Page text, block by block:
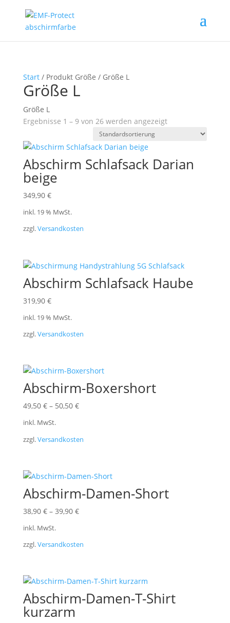
Start/ Produkt Größe / Größe L
Größe L
Größe L
Ergebnisse 1 – 9 von 26 werden angezeigt
Abschirm Schlafsack Darian
beige
349,90 €
inkl. 19 % MwSt.
zzgl.Versandkosten
Abschirm Schlafsack Haube
319,90 €
inkl. 19 % MwSt.
zzgl.Versandkosten
Abschirm-Boxershort
49,50 €– 50,50 €
inkl. MwSt.
zzgl.Versandkosten
Abschirm-Damen-Short
38,90 €– 39,90 €
inkl. MwSt.
zzgl.Versandkosten
Abschirm-Damen-T-Shirt
kurzarm